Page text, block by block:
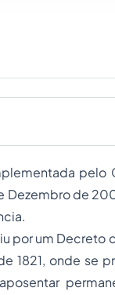
pelo
Dezembro de
por um Decreto
1821, onde se